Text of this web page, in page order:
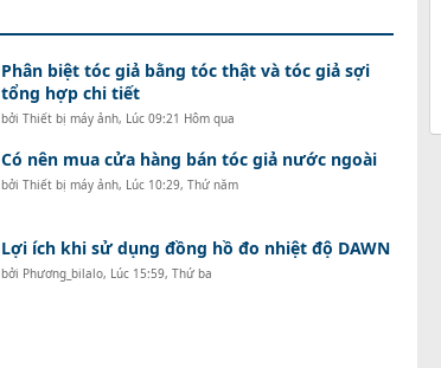
Phân biệt tóc giả bằng tóc thật và tóc giả sợi
tổng hợp chi tiết
bởi Thiết bị máy ảnh, Lúc 09:21 Hôm qua
Có nên mua cửa hàng bán tóc giả nước ngoài
bởi Thiết bị máy ảnh, Lúc 10:29, Thứ năm
Lợi ích khi sử dụng đồng hồ đo nhiệt độ DAWN
bởi Phương_bilalo, Lúc 15:59, Thứ ba